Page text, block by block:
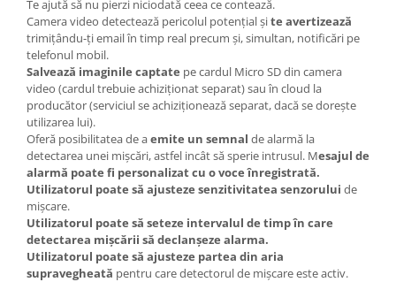
Te ajută să nu pierzi niciodată ceea ce contează.
Camera video detectează pericolul potențial șite avertizează
trimițându-ți email în timp real precum și, simultan, notificări pe
telefonul mobil.
Salvează imaginile captate pe cardul Micro SD din camera
video (cardul trebuie achiziționat separat) sau în cloud la
producător (serviciul se achiziționează separat, dacă se dorește
utilizarea lui).
Oferă posibilitatea de aemite un semnal de alarmă la
detectarea unei mișcări, astfel incât să sperie intrusul. Mesajul de
alarmă poate fi personalizat cu o voce înregistrată.
Utilizatorul poate să ajusteze senzitivitatea senzorului de
mișcare.
Utilizatorul poate să seteze intervalul de timp în care
detectarea mișcării să declanșeze alarma.
Utilizatorul poate să ajusteze partea din aria
supravegheată pentru care detectorul de mișcare este activ.